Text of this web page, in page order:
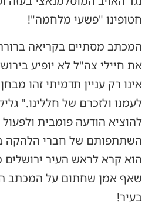
חטופינו "פשעי מלחמה"!
המכתב מסתיים בקריאה
את חיילי צה"ל לא יופיע
אינו רק עניין תדמיתי זהו
לעמנו ולזכרם של חללינו."
להוציא הודעה פומבית ולפעול
השתתפותם של חברי הלהקה
הוא קרא לראש העיר ירושלים
שאף אמן שחתום על המכתב
בעיר!